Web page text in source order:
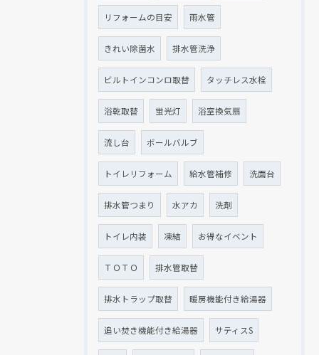
リフォームの目安 雨水管
きれい除菌水 排水管洗浄
ビルトインコンロ取替 タッチレス水栓
浴乾取替 蛍光灯 浴室換気扇
流し台 ボールバルブ
トイレリフォーム 給水管補修 洗面台
排水管つまり 水アカ 洗剤
トイレ内装 凍結 お得なイベント
ＴＯＴＯ 排水管取替
排水トラップ取替 暖房機能付き給湯器
追い焚き機能付き給湯器 サティスS